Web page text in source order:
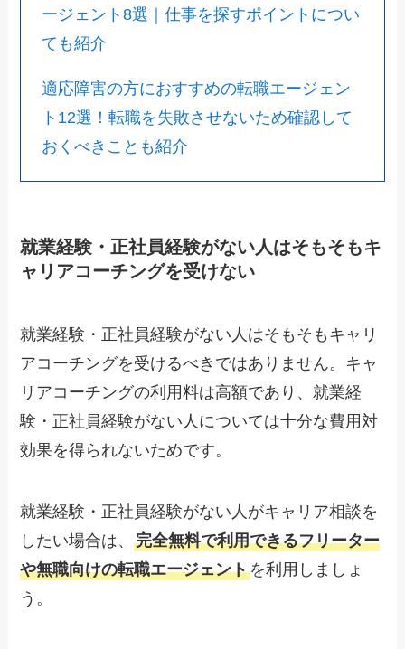
ージェント8選｜仕事を探すポイントについ
ても紹介
適応障害の方におすすめの転職エージェン
ト12選！転職を失敗させないため確認して
おくべきことも紹介
就業経験・正社員経験がない人はそもそもキ
ャリアコーチングを受けない
就業経験・正社員経験がない人はそもそもキャリ
アコーチングを受けるべきではありません。キャ
リアコーチングの利用料は高額であり、就業経
験・正社員経験がない人については十分な費用対
効果を得られないためです。
就業経験・正社員経験がない人がキャリア相談を
したい場合は、完全無料で利用できるフリーター
や無職向けの転職エージェントを利用しましょ
う。